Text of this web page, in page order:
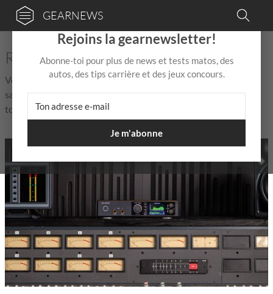
GEARNEWS
RME - Actualités et rumeurs
Vous cherchez des actualités, rumeurs et tout ce qu'il faut
savoir sur RME ? Vous êtes au bon endroit ! Retrouvez ici
toutes les nouvelles – toujours à jour !
×
Rejoins la gearnewsletter!
Abonne-toi pour plus de news et tests matos, des
autos, des tips carrière et des jeux concours.
Je m'abonne